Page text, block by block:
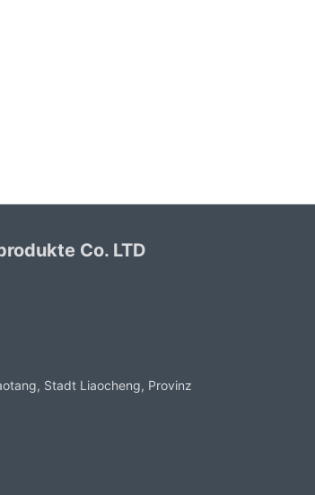
Co. LTD
Stadt Liaocheng, Provinz